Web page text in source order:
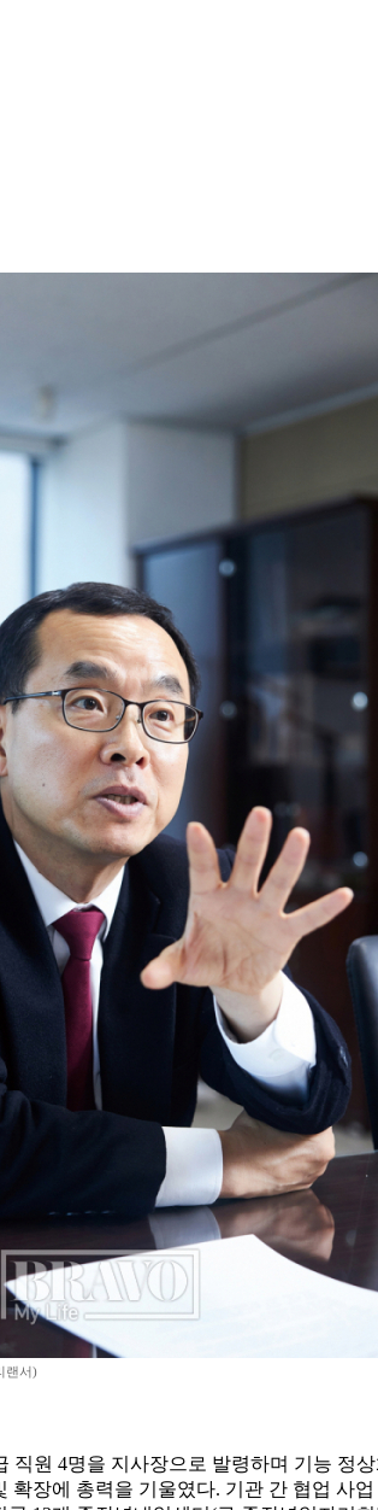
랜서)
원 4명을 지사장으로 발령하며 기능 정
장에 총력을 기울였다. 기관 간 협업 사